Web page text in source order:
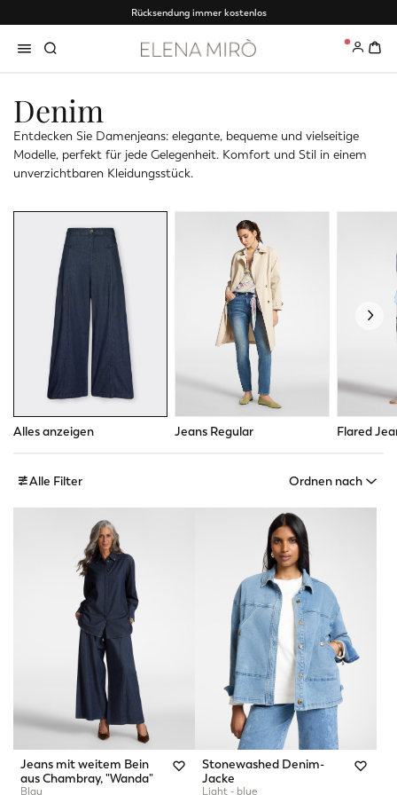
Rücksendung immer kostenlos
0
Denim
Entdecken Sie Damenjeans: elegante, bequeme und vielseitige
Modelle, perfekt für jede Gelegenheit. Komfort und Stil in einem
unverzichtbaren Kleidungsstück.
Alles anzeigen Jeans Regular Flared
Alle Filter Ordnen nach
Jeans mit weitem Bein
aus Chambray, "Wanda"
Blau
Stonewashed Denim-
Jacke
Light - blue